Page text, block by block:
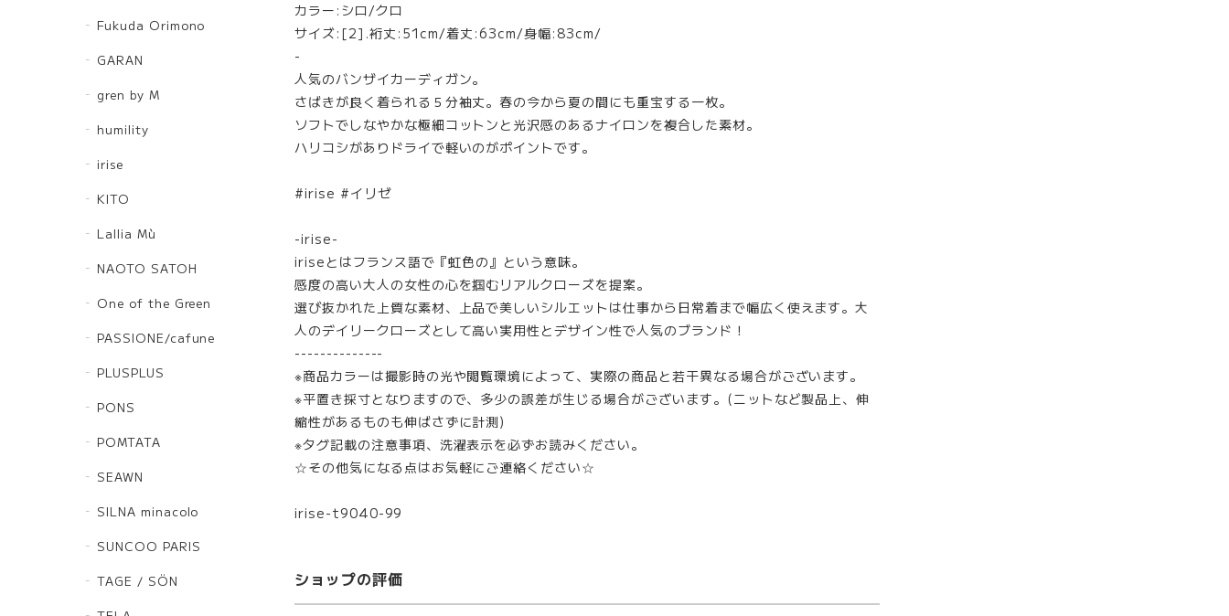
Fukuda Orimono
GARAN
gren by M
humility
irise
KITO
Lallia Mù
NAOTO SATOH
One of the Green
PASSIONE/cafune
PLUSPLUS
PONS
POMTATA
SEAWN
SILNA minacolo
SUNCOO PARIS
TAGE / SÖN
カラー:シロ/クロ
サイズ:[2].裄丈:51cm/着丈:63cm/身幅:83cm/
-
人気のバンザイカーディガン。
さばきが良く着られる５分袖丈。春の今から夏の間にも重宝する一枚。
ソフトでしなやかな極細コットンと光沢感のあるナイロンを複合した素材。
ハリコシがありドライで軽いのがポイントです。
#irise #イリゼ
-irise-
iriseとはフランス語で『虹色の』という意味。
感度の高い大人の女性の心を掴むリアルクローズを提案。
選び抜かれた上質な素材、上品で美しいシルエットは仕事から日常着まで幅広く使えます。大
人のデイリークローズとして高い実用性とデザイン性で人気のブランド！
--------------
※商品カラーは撮影時の光や閲覧環境によって、実際の商品と若干異なる場合がございます。
※平置き採寸となりますので、多少の誤差が生じる場合がございます。(ニットなど製品上、伸
縮性があるものも伸ばさずに計測)
※タグ記載の注意事項、洗濯表示を必ずお読みください。
☆その他気になる点はお気軽にご連絡ください☆
irise-t9040-99
ショップの評価